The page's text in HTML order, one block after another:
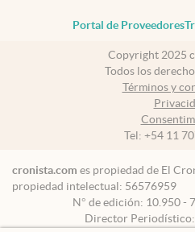
Portal de Proveedores
Copyright 2025
Todos los
Términos y
Tel: +54 11
cronista.com es propiedad de El
propiedad intelectual: 56576959
N° de edición: 10.950 -
Director